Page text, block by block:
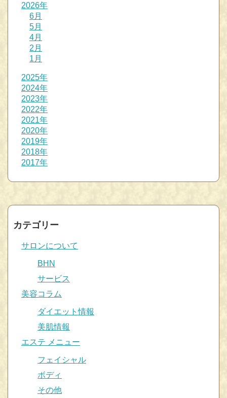
2026年
6月
5月
4月
2月
1月
2025年
2024年
2023年
2022年
2021年
2020年
2019年
2018年
2017年
カテゴリー
サロンについて
BHN
サービス
美容コラム
ダイエット情報
美肌情報
エステ メニュー
フェイシャル
ボディ
その他